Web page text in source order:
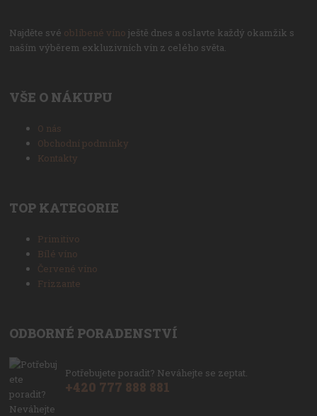
Najděte své oblíbené víno ještě dnes a oslavte každý okamžik s
naším výběrem exkluzivních vín z celého světa.
VŠE O NÁKUPU
O nás
Obchodní podmínky
Kontakty
TOP KATEGORIE
Primitivo
Bílé víno
Červené víno
Frizzante
ODBORNÉ PORADENSTVÍ
Potřebujete poradit? Neváhejte se zeptat.
+420 777 888 881